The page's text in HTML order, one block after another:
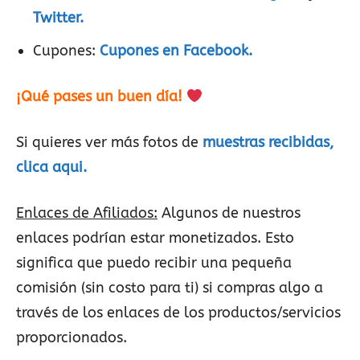
Twitter.
Cupones: Cupones en Facebook.
¡Qué pases un buen día!
Si quieres ver más fotos de muestras recibidas,
clica aqui.
Enlaces de Afiliados: Algunos de nuestros
enlaces podrían estar monetizados. Esto
significa que puedo recibir una pequeña
comisión (sin costo para ti) si compras algo a
través de los enlaces de los productos/servicios
proporcionados.